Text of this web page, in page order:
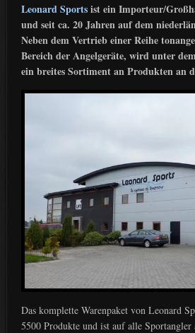
Leonard Sportsist ein Importeur/
und seit ca. 20 Jahren auf dem
Neben dem Vertrieb einer Reihe
Bereich der Angelgeräte, wird unter
ein breites Sortiment an Produkten an
Das komplette Warenpaket von Leonard
5500 Produkte und ist auf alle